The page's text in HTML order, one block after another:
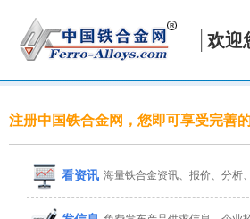
欢迎
注册中国铁合金网，您即可享受完善
看资讯 海量铁合金资讯、报价、分析